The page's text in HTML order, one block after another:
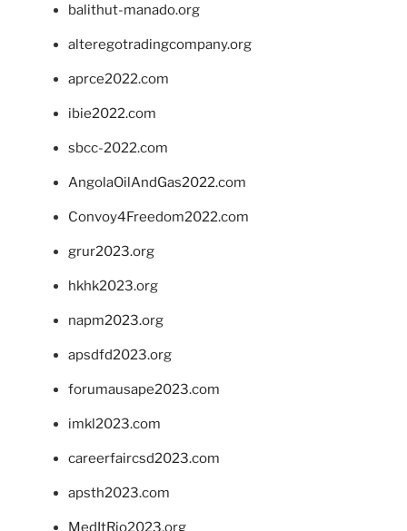
balithut-manado.org
alteregotradingcompany.org
aprce2022.com
ibie2022.com
sbcc-2022.com
AngolaOilAndGas2022.com
Convoy4Freedom2022.com
grur2023.org
hkhk2023.org
napm2023.org
apsdfd2023.org
forumausape2023.com
imkl2023.com
careerfaircsd2023.com
apsth2023.com
MedItRio2023.org